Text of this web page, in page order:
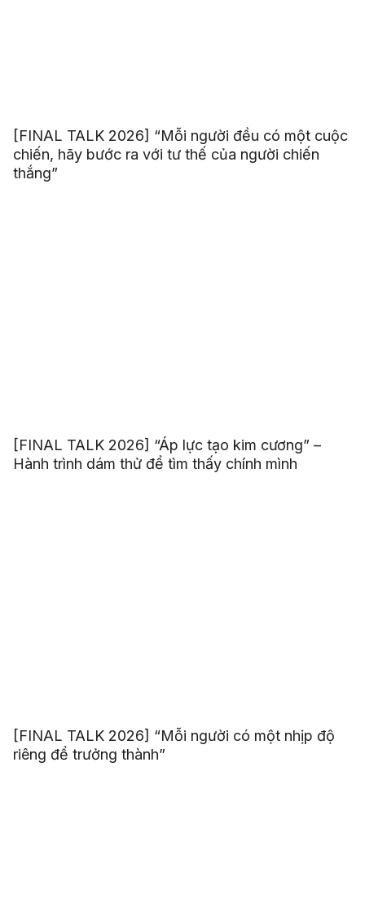
[FINAL TALK 2026] “Mỗi người đều có một cuộc
chiến, hãy bước ra với tư thế của người chiến
thắng”
[FINAL TALK 2026] “Áp lực tạo kim cương” –
Hành trình dám thử để tìm thấy chính mình
[FINAL TALK 2026] “Mỗi người có một nhịp độ
riêng để trưởng thành”